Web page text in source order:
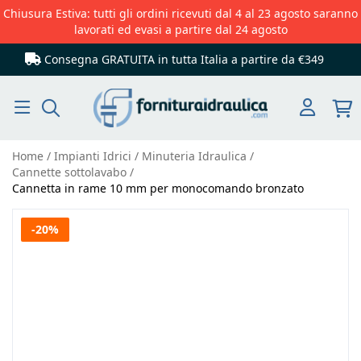
Chiusura Estiva: tutti gli ordini ricevuti dal 4 al 23 agosto saranno
lavorati ed evasi a partire dal 24 agosto
Consegna GRATUITA in tutta Italia a partire da €349
Home Impianti Idrici
Minuteria Idraulica
Cannette sottolavabo
Cannetta in rame 10 mm per monocomando bronzato
Vai
-20%